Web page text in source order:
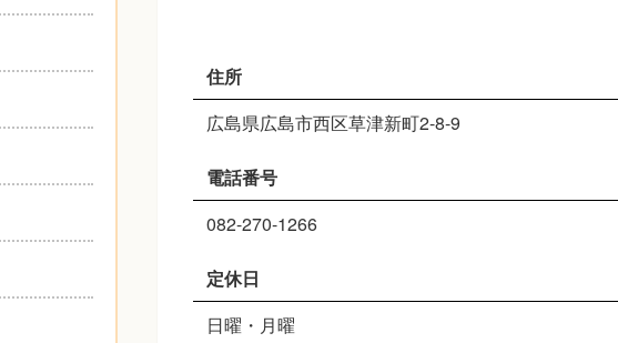
住所
広島県広島市西区草津新町2-8-9
電話番号
082-270-1266
定休日
日曜・月曜